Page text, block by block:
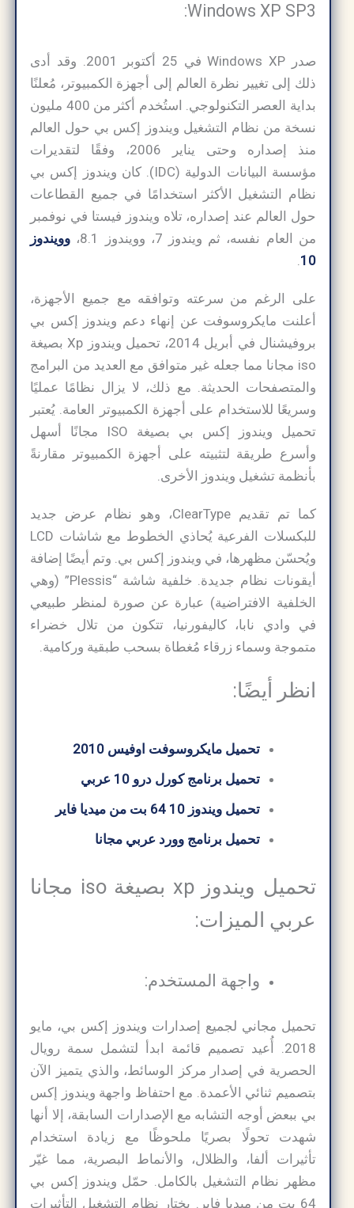
Windows XP SP3:
صدر Windows XP في 25 أكتوبر 2001. وقد أدى
ذلك إلى تغيير نظرة العالم إلى أجهزة الكمبيوتر، مُعلنًا
بداية العصر التكنولوجي. استُخدم أكثر من 400 مليون
نسخة من نظام التشغيل ويندوز إكس بي حول العالم
منذ إصداره وحتى يناير 2006، وفقًا لتقديرات
مؤسسة البيانات الدولية (IDC). كان ويندوز إكس بي
نظام التشغيل الأكثر استخدامًا في جميع القطاعات
حول العالم عند إصداره، تلاه ويندوز فيستا في نوفمبر
من العام نفسه، ثم ويندوز 7، وويندوز 8.1،
وويندوز
10
.
على الرغم من سرعته وتوافقه مع جميع الأجهزة،
أعلنت مايكروسوفت عن إنهاء دعم ويندوز إكس بي
بروفيشنال في أبريل 2014، تحميل ويندوز Xp بصيغة
iso مجانا مما جعله غير متوافق مع العديد من البرامج
والمتصفحات الحديثة. مع ذلك، لا يزال نظامًا عمليًا
وسريعًا للاستخدام على أجهزة الكمبيوتر العامة. يُعتبر
تحميل ويندوز إكس بي بصيغة ISO مجانًا أسهل
وأسرع طريقة لتثبيته على أجهزة الكمبيوتر مقارنةً
بأنظمة تشغيل ويندوز الأخرى.
كما تم تقديم ClearType، وهو نظام عرض جديد
للبكسلات الفرعية يُحاذي الخطوط مع شاشات LCD
ويُحسّن مظهرها، في ويندوز إكس بي. وتم أيضًا إضافة
أيقونات نظام جديدة. خلفية شاشة “Plessis” (وهي
الخلفية الافتراضية) عبارة عن صورة لمنظر طبيعي
في وادي نابا، كاليفورنيا، تتكون من تلال خضراء
متموجة وسماء زرقاء مُغطاة بسحب طبقية وركامية.
انظر أيضًا:
تحميل مايكروسوفت اوفيس 2010
تحميل برنامج كورل درو 10 عربي
تحميل ويندوز 10 64 بت من ميديا ​​فاير
تحميل برنامج وورد عربي مجانا
تحميل ويندوز xp بصيغة iso مجانا
عربي الميزات:
واجهة المستخدم:
تحميل مجاني لجميع إصدارات ويندوز إكس بي، مايو
2018. أُعيد تصميم قائمة ابدأ لتشمل سمة رويال
الحصرية في إصدار مركز الوسائط، والذي يتميز الآن
بتصميم ثنائي الأعمدة. مع احتفاظ واجهة ويندوز إكس
بي ببعض أوجه التشابه مع الإصدارات السابقة، إلا أنها
شهدت تحولًا بصريًا ملحوظًا مع زيادة استخدام
تأثيرات ألفا، والظلال، والأنماط البصرية، مما غيّر
مظهر نظام التشغيل بالكامل. حمّل ويندوز إكس بي
64 بت من ميديا ​​فاير. يختار نظام التشغيل التأثيرات